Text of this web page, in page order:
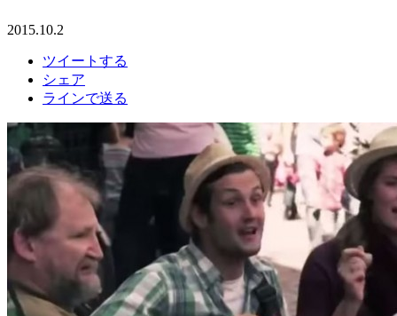
2015.10.2
ツイートする
シェア
ラインで送る